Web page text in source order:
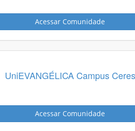
Acessar Comunidade
UniEVANGÉLICA Campus Ceres
Acessar Comunidade